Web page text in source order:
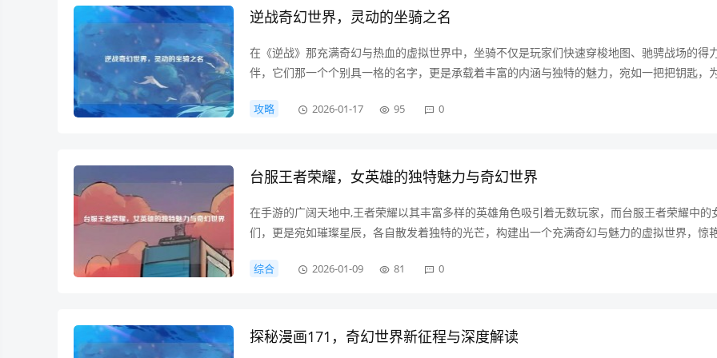
逆战奇幻世界，灵动的坐骑之名
在《逆战》那充满奇幻与热血的虚拟世界中，坐骑不仅是玩家们快速穿梭地图、驰骋战场的得
伴，它们那一个个别具一格的名字，更是承载着丰富的内涵与独特的魅力，宛如一把把钥匙，
自神话传说，这些名字仿佛带着古老的神秘力量，将玩家……
攻略 2026-01-17 95 0
台服王者荣耀，女英雄的独特魅力与奇幻世界
在手游的广阔天地中,王者荣耀以其丰富多样的英雄角色吸引着无数玩家，而台服王者荣耀中的
们，更是宛如璀璨星辰，各自散发着独特的光芒，构建出一个充满奇幻与魅力的虚拟世界，惊
利落的粉色短发，搭配精致的面庞，眼神中透露……
综合 2026-01-09 81 0
探秘漫画171，奇幻世界新征程与深度解读